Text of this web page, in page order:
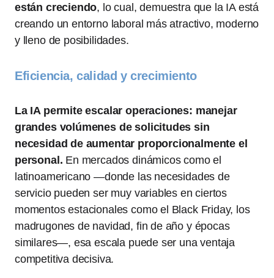
están creciendo, lo cual, demuestra que la IA está
creando un entorno laboral más atractivo, moderno
y lleno de posibilidades.
Eficiencia, calidad y crecimiento
La IA permite escalar operaciones: manejar
grandes volúmenes de solicitudes sin
necesidad de aumentar proporcionalmente el
personal. En mercados dinámicos como el
latinoamericano —donde las necesidades de
servicio pueden ser muy variables en ciertos
momentos estacionales como el Black Friday, los
madrugones de navidad, fin de año y épocas
similares—, esa escala puede ser una ventaja
competitiva decisiva.